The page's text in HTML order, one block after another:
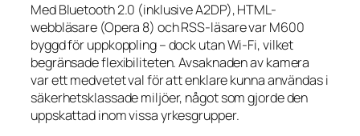
Med Bluetooth 2.0 (inklusive A2DP), HTML-
webbläsare (Opera 8) och RSS-läsare var M600
byggd för uppkoppling – dock utan Wi-Fi, vilket
begränsade flexibiliteten. Avsaknaden av kamera
var ett medvetet val för att enklare kunna användas i
säkerhetsklassade miljöer, något som gjorde den
uppskattad inom vissa yrkesgrupper.